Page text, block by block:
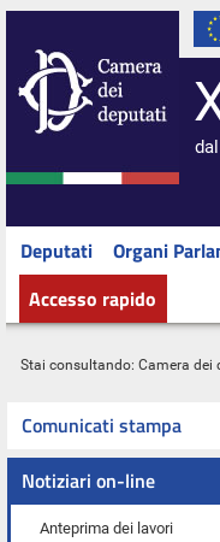
Deputati Organi
Accesso rapido
Stai consultando: Camera dei
Comunicati stampa
Notiziari on-line
Anteprima dei lavori